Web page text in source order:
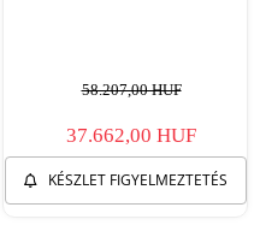
58.207,00 HUF
37.662,00 HUF
KÉSZLET FIGYELMEZTETÉS